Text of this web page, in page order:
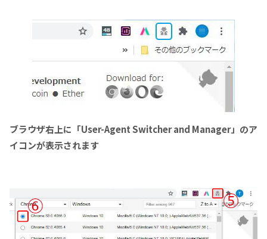
ブラウザ右上に「User-Agent Switcher and Manager」のア
イコンが表示されます